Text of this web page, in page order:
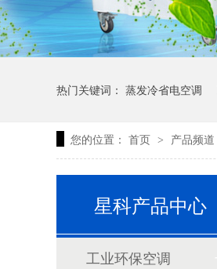
热门关键词： 蒸发冷省电空调
您的位置： 首页 > 产品频道
星科产品中心
工业环保空调